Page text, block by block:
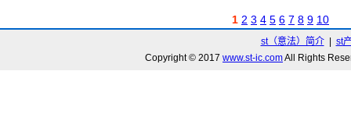
1 2 3 4 5 6 7 8 9 10
st（意法）简介| st
Copyright © 2017 www.st-ic.comAll Rights